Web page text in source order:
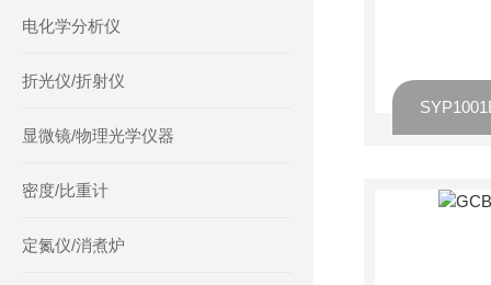
电化学分析仪
折光仪/折射仪
显微镜/物理光学仪器
密度/比重计
定氮仪/消煮炉